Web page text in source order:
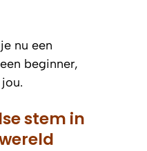
nu een
beginner,
stem in